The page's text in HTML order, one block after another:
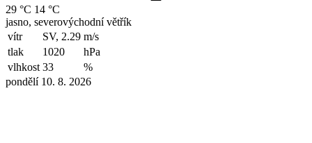
29 °C 14 °C
jasno, severovýchodní větřík
vítr
SV, 2.29 m/s
tlak
1020
hPa
vlhkost 33
%
pondělí 10. 8. 2026